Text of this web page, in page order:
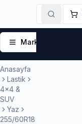
Markalar
Anasayfa
Lastik
4x4 &
SUV
Yaz
255/60R18